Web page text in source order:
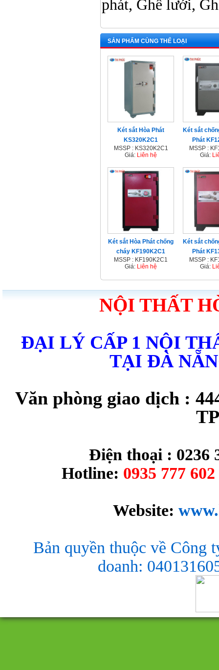
phát, Ghế lưới,
SẢN PHẨM CÙNG THỂ LOẠI
Két sắt Hòa Phát
KS320K2C1
MSSP : KS320K2C1
Giá: Liên hệ
Két sắt
Phát
MSSP :
Giá:
Két sắt Hòa Phát chống
cháy KF190K2C1
MSSP : KF190K2C1
Giá: Liên hệ
Két sắt
Phát
MSSP :
Giá:
NỘI THẤT
ĐẠI LÝ CẤP 1 NỘI
TẠI ĐÀ
Văn phòng giao dịch :
Điện thoại : 0236
Hotline: 0935 777
Website:
Bản quyền thuộc về Công
doanh: